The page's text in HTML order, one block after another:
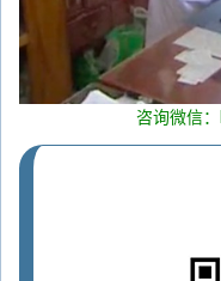
咨询微信